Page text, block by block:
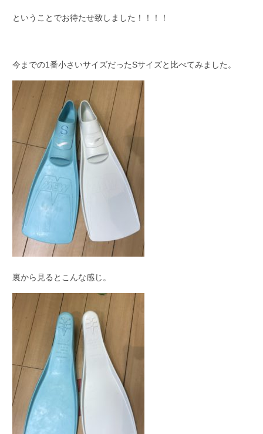
ということでお待たせ致しました！！！！
今までの1番小さいサイズだったSサイズと比べてみました。
裏から見るとこんな感じ。